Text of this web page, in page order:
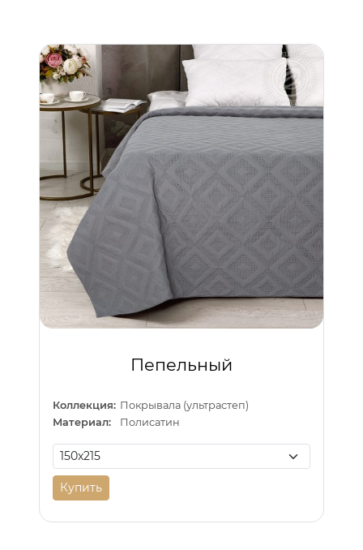
Пепельный
Коллекция: Покрывала (ультрастеп)
Материал:
Полисатин
Купить